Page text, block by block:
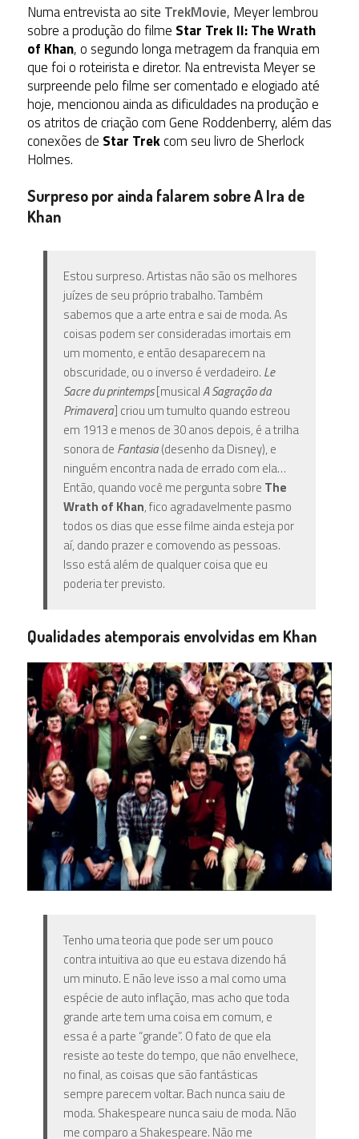
Numa entrevista ao site TrekMovie, Meyer lembrou
sobre a produção do filme Star Trek II: The Wrath
of Khan, o segundo longa metragem da franquia em
que foi o roteirista e diretor. Na entrevista Meyer se
surpreende pelo filme ser comentado e elogiado até
hoje, mencionou ainda as dificuldades na produção e
os atritos de criação com Gene Roddenberry, além das
conexões de Star Trekcom seu livro de Sherlock
Holmes.
Surpreso por ainda falarem sobre A Ira de
Khan
Estou surpreso. Artistas não são os melhores
juízes de seu próprio trabalho. Também
sabemos que a arte entra e sai de moda. As
coisas podem ser consideradas imortais em
um momento, e então desaparecem na
obscuridade, ou o inverso é verdadeiro. Le
Sacre du printemps[musicalA Sagração da
Primavera] criou um tumulto quando estreou
em 1913 e menos de 30 anos depois, é a trilha
sonora de Fantasia(desenho da Disney), e
ninguém encontra nada de errado com ela…
Então, quando você me pergunta sobre The
Wrath of Khan, fico agradavelmente pasmo
todos os dias que esse filme ainda esteja por
aí, dando prazer e comovendo as pessoas.
Isso está além de qualquer coisa que eu
poderia ter previsto.
Qualidades atemporais envolvidas em Khan
Tenho uma teoria que pode ser um pouco
contra intuitiva ao que eu estava dizendo há
um minuto. E não leve isso a mal como uma
espécie de auto inflação, mas acho que toda
grande arte tem uma coisa em comum, e
essa é a parte “grande”. O fato de que ela
resiste ao teste do tempo, que não envelhece,
no final, as coisas que são fantásticas
sempre parecem voltar. Bach nunca saiu de
moda. Shakespeare nunca saiu de moda. Não
me comparo a Shakespeare. Não me